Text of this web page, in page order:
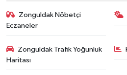
Zonguldak Nöbetçi
Eczaneler
Zonguldak Trafik Yoğunluk
Haritası